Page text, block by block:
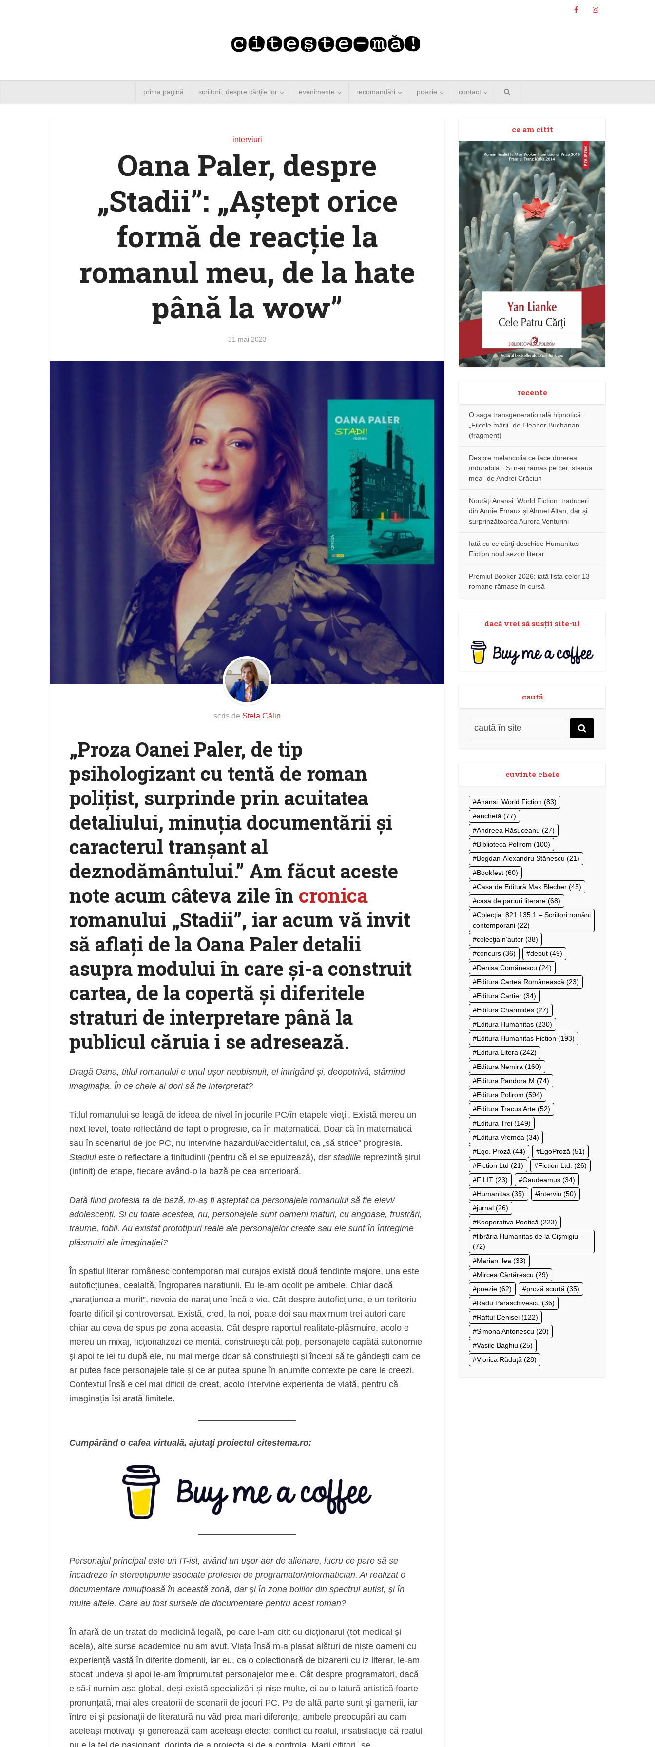
prima pagină scriitorii, despre cărţile lor evenimente recomandări poezie contact
interviuri
Oana Paler, despre
„Stadii”: „Aștept orice
formă de reacție la
romanul meu, de la hate
până la wow”
31 mai 2023
scris de Stela Călin
„Proza Oanei Paler, de tip
psihologizant cu tentă de roman
polițist, surprinde prin acuitatea
detaliului, minuția documentării și
caracterul tranșant al
deznodământului.” Am făcut aceste
note acum câteva zile în cronica
romanului „Stadii”, iar acum vă invit
să aflaţi de la Oana Paler detalii
asupra modului în care şi-a construit
cartea, de la copertă şi diferitele
straturi de interpretare până la
publicul căruia i se adresează.
Dragă Oana, titlul romanului e unul ușor neobișnuit, el intrigând și, deopotrivă, stârnind
imaginația. În ce cheie ai dori să fie interpretat?
Titlul romanului se leagă de ideea de nivel în jocurile PC/în etapele vieții. Există mereu un
next level, toate reflectând de fapt o progresie, ca în matematică. Doar că în matematică
sau în scenariul de joc PC, nu intervine hazardul/accidentalul, ca „să strice” progresia.
Stadiuleste o reflectare a finitudinii (pentru că el se epuizează), dar stadiile reprezintă șirul
(infinit) de etape, fiecare având-o la bază pe cea anterioară.
Dată fiind profesia ta de bază, m-aș fi așteptat ca personajele romanului să fie elevi/
adolescenți. Și cu toate acestea, nu, personajele sunt oameni maturi, cu angoase, frustrări,
traume, fobii. Au existat prototipuri reale ale personajelor create sau ele sunt în întregime
plăsmuiri ale imaginației?
În spațiul literar românesc contemporan mai curajos există două tendințe majore, una este
autoficțiunea, cealaltă, îngroparea narațiunii. Eu le-am ocolit pe ambele. Chiar dacă
„narațiunea a murit”, nevoia de narațiune încă e vie. Cât despre autoficțiune, e un teritoriu
foarte dificil și controversat. Există, cred, la noi, poate doi sau maximum trei autori care
chiar au ceva de spus pe zona aceasta. Cât despre raportul realitate-plăsmuire, acolo e
mereu un mixaj, ficționalizezi ce merită, construiești cât poți, personajele capătă autonomie
și apoi te iei tu după ele, nu mai merge doar să construiești și începi să te gândești cam ce
ar putea face personajele tale și ce ar putea spune în anumite contexte pe care le creezi.
Contextul însă e cel mai dificil de creat, acolo intervine experiența de viață, pentru că
imaginația își arată limitele.
Cumpărând o cafea virtuală, ajutaţi proiectul citestema.ro:
Personajul principal este un IT-ist, având un ușor aer de alienare, lucru ce pare să se
încadreze în stereotipurile asociate profesiei de programator/informatician. Ai realizat o
documentare minuțioasă în această zonă, dar și în zona bolilor din spectrul autist, și în
multe altele. Care au fost sursele de documentare pentru acest roman?
În afară de un tratat de medicină legală, pe care l-am citit cu dicționarul (tot medical și
acela), alte surse academice nu am avut. Viața însă m-a plasat alături de niște oameni cu
experiență vastă în diferite domenii, iar eu, ca o colecționară de bizarerii cu iz literar, le-am
stocat undeva și apoi le-am împrumutat personajelor mele. Cât despre programatori, dacă
e să-i numim așa global, deși există specializări și nișe multe, ei au o latură artistică foarte
pronunțată, mai ales creatorii de scenarii de jocuri PC. Pe de altă parte sunt și gamerii, iar
între ei și pasionații de literatură nu văd prea mari diferențe, ambele preocupări au cam
aceleași motivații și generează cam aceleași efecte: conflict cu realul, insatisfacție că realul
ce am citit
recente
O saga transgenerațională hipnotică:
„Fiicele mării” de Eleanor Buchanan
(fragment)
Despre melancolia ce face durerea
îndurabilă: „Și n-ai rămas pe cer, steaua
mea” de Andrei Crăciun
Noutăţi Anansi. World Fiction: traduceri
din Annie Ernaux și Ahmet Altan, dar şi
surprinzătoarea Aurora Venturini
Iată cu ce cărţi deschide Humanitas
Fiction noul sezon literar
Premiul Booker 2026: iată lista celor 13
romane rămase în cursă
dacă vrei să susţii site-ul
caută
cuvinte cheie
Anansi. World Fiction (83)
anchetă (77)
Andreea Răsuceanu (27)
Biblioteca Polirom (100)
Bogdan-Alexandru Stănescu (21)
Bookfest (60)
Casa de Editură Max Blecher (45)
casa de pariuri literare (68)
Colecţia: 821.135.1 – Scriitori români
contemporani (22)
colecţia n’autor (38)
concurs (36) debut (49)
Denisa Comănescu (24)
Editura Cartea Românească (23)
Editura Cartier (34)
Editura Charmides (27)
Editura Humanitas (230)
Editura Humanitas Fiction (193)
Editura Litera (242)
Editura Nemira (160)
Editura Pandora M (74)
Editura Polirom (594)
Editura Tracus Arte (52)
Editura Trei (149)
Editura Vremea (34)
Ego. Proză (44) EgoProză (51)
Fiction Ltd (21) Fiction Ltd. (26)
FILIT (23) Gaudeamus (34)
Humanitas (35) interviu (50)
jurnal (26)
Kooperativa Poetică (223)
librăria Humanitas de la Cișmigiu
(72)
Marian Ilea (33)
Mircea Cărtărescu (29)
poezie (62) proză scurtă (35)
Radu Paraschivescu (36)
Raftul Denisei (122)
Simona Antonescu (20)
Vasile Baghiu (25)
Viorica Răduţă (28)